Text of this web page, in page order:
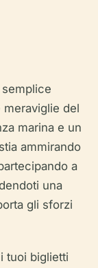
semplice
del
marina e un
ammirando
a
una
gli sforzi
tuoi biglietti